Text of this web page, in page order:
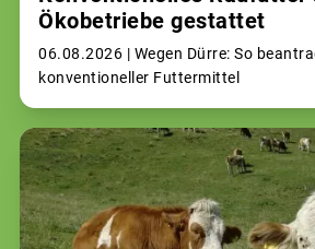
Ökobetriebe gestattet
06.08.2026 | Wegen Dürre: So
konventioneller Futtermittel